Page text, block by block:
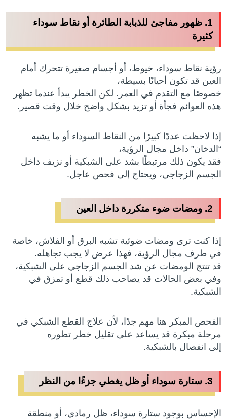
1. ظهور مفاجئ للذبابة الطائرة أو نقاط سوداء
كثيرة
رؤية نقاط سوداء، خيوط، أو أجسام صغيرة تتحرك أمام
العين قد تكون أحيانًا بسيطة،
خصوصًا مع التقدم في العمر. لكن الخطر يبدأ عندما تظهر
هذه العوائم فجأة أو تزيد بشكل واضح خلال وقت قصير.
إذا لاحظت عددًا كبيرًا من النقاط السوداء أو ما يشبه
“الدخان” داخل مجال الرؤية،
فقد يكون ذلك مرتبطًا بشد على الشبكية أو نزيف داخل
الجسم الزجاجي، ويحتاج إلى فحص عاجل.
2. ومضات ضوء متكررة داخل العين
إذا كنت ترى ومضات ضوئية تشبه البرق أو الفلاش، خاصة
في طرف مجال الرؤية، فهذا عرض لا يجب تجاهله.
قد تنتج الومضات عن شد الجسم الزجاجي على الشبكية،
وفي بعض الحالات قد يصاحب ذلك قطع أو تمزق في
الشبكية.
الفحص المبكر هنا مهم جدًا، لأن علاج القطع الشبكي في
مرحلة مبكرة قد يساعد على تقليل خطر تطوره
إلى انفصال بالشبكية.
3. ستارة سوداء أو ظل يغطي جزءًا من النظر
الإحساس بوجود ستارة سوداء، ظل رمادي، أو منطقة